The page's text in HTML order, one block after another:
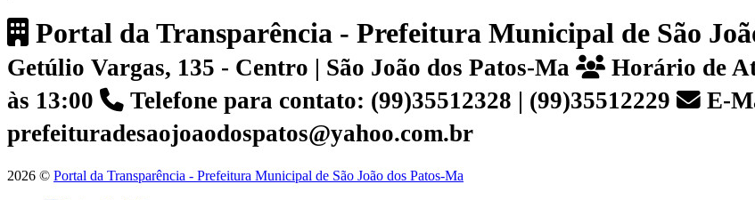
Portal da Transparência - Prefeitura Municipal de São
Getúlio Vargas, 135 - Centro | São João dos Patos-Ma
Horário de
às 13:00
Telefone para contato: (99)35512328 | (99)35512229
E-
prefeituradesaojoaodospatos@yahoo.com.br
2026 © Portal da Transparência - Prefeitura Municipal de São João dos Patos-Ma